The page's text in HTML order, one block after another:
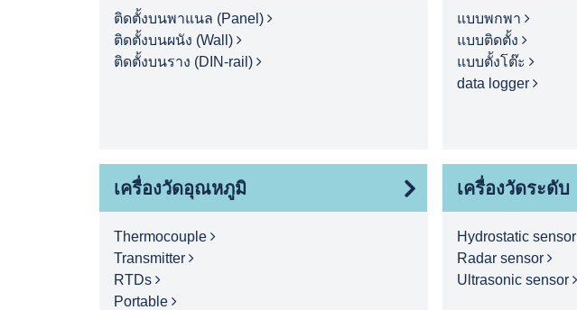
ติดตั้งบนพาแนล (Panel)
ติดตั้งบนผนัง (Wall)
ติดตั้งบนราง (DIN-rail)
แบบพกพา
แบบติดตั้ง
แบบตั้งโต๊ะ
data logger
เครื่องวัดอุณหภูมิ
Thermocouple
Transmitter
RTDs
Portable
เครื่องวัดระดับ
Hydrostatic sensor
Radar sensor
Ultrasonic sensor